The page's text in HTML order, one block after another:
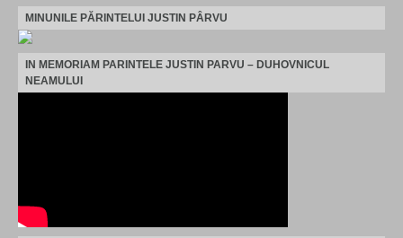
MINUNILE PĂRINTELUI JUSTIN PÂRVU
IN MEMORIAM PARINTELE JUSTIN PARVU – DUHOVNICUL
NEAMULUI